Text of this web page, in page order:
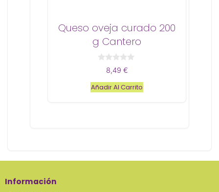
Queso oveja curado 200
g Cantero
e
5
8,49 €
Añadir Al Carrito
Información